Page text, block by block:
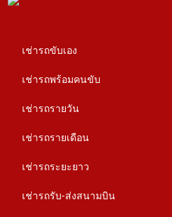
เช่ารถขับเอง
เช่ารถพร้อมคนขับ
เช่ารถรายวัน
เช่ารถรายเดือน
เช่ารถระยะยาว
เช่ารถรับ-ส่งสนามบิน